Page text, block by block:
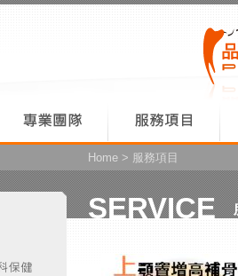
Home > 服務項目
SERVICE